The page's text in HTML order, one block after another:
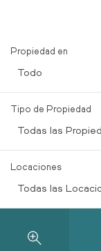
Propiedad en
Todo
Tipo de Propiedad
Todas las
Locaciones
Todas las